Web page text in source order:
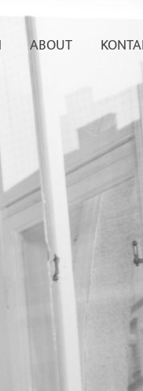
ABOUT